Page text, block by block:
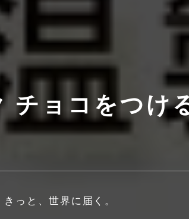
チョコをつけ
っと、世界に届く。